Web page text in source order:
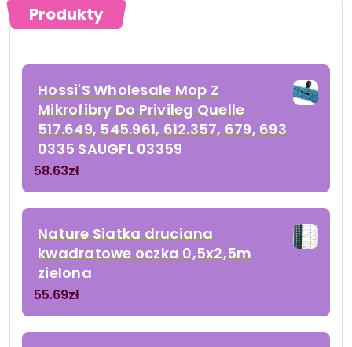
Produkty
Hossi'S Wholesale Mop Z
Mikrofibry Do Privileg Quelle
517.649, 545.961, 612.357, 679, 693
0335 SAUGFL 03359
58.63zł
Nature Siatka druciana
kwadratowe oczka 0,5x2,5m
zielona
55.69zł